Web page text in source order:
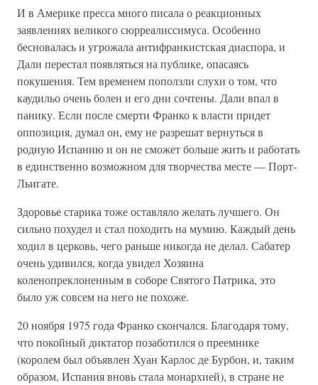
И в Америке пресса много писала о реакционных
заявлениях великого сюрреалиссимуса. Особенно
бесновалась и угрожала антифранкистская диаспора, и
Дали перестал появляться на публике, опасаясь
покушения. Тем временем поползли слухи о том, что
каудильо очень болен и его дни сочтены. Дали впал в
панику. Если после смерти Франко к власти придет
оппозиция, думал он, ему не разрешат вернуться в
родную Испанию и он не сможет больше жить и работать
в единственно возможном для творчества месте — Порт-
Льигате.
Здоровье старика тоже оставляло желать лучшего. Он
сильно похудел и стал походить на мумию. Каждый день
ходил в церковь, чего раньше никогда не делал. Сабатер
очень удивился, когда увидел Хозяина
коленопреклоненным в соборе Святого Патрика, это
было уж совсем на него не похоже.
20 ноября 1975 года Франко скончался. Благодаря тому,
что покойный диктатор позаботился о преемнике
(королем был объявлен Хуан Карлос де Бурбон, и, таким
образом, Испания вновь стала монархией), в стране не